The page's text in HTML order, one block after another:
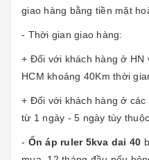
giao hàng bằng tiền mặt
- Thời gian giao hàng:
+ Đối với khách hàng ở HN
HCM khoảng 40Km thời
+ Đối với khách hàng ở
từ 1 ngày - 5 ngày tùy
- Ổn áp ruler 5kva dai 40